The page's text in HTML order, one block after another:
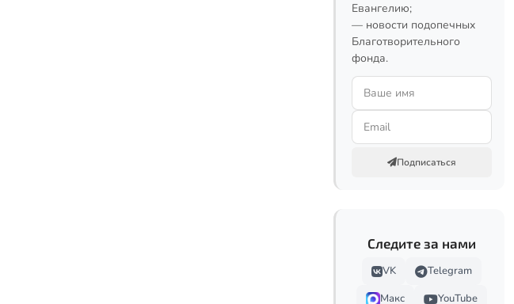
Евангелию;
— новости подопечных
Благотворительного
фонда.
Подписаться
Следите за нами
VK
Telegram
Макс
YouTube